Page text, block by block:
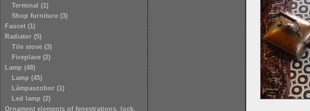
Terminal (1)
Shop furniture (3)
Faucet (1)
Radiator (5)
Tile stove (3)
Fireplace (2)
Lamp (48)
Lamp (45)
Lámpaszobor (1)
Led lamp (2)
Ornament elements of fenestrations, lock,